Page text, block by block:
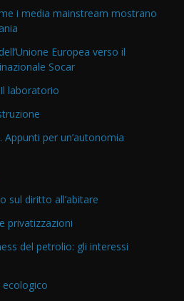
i media mainstream mostrano
Europea verso il
Socar
laboratorio
per un’autonomia
sul diritto all’abitare
privatizzazioni
del petrolio: gli interessi
ecologico